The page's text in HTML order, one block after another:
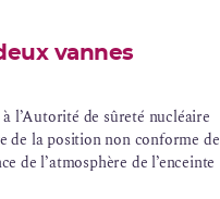
vannes
l’Autorité de sûreté nucléaire
de la position non conforme de
de l’atmosphère de l’enceinte